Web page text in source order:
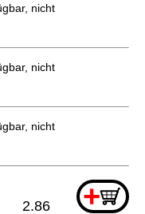
nicht bestellbar
nicht bestellbar
nicht bestellbar
+
2.86